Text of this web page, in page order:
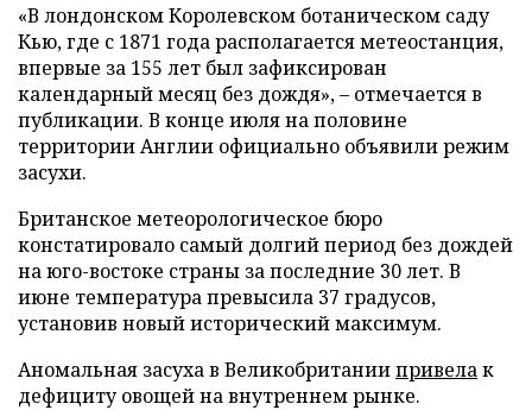
«В лондонском Королевском ботаническом саду
Кью, где с 1871 года располагается метеостанция,
впервые за 155 лет был зафиксирован
календарный месяц без дождя», – отмечается в
публикации. В конце июля на половине
территории Англии официально объявили режим
засухи.
Британское метеорологическое бюро
констатировало самый долгий период без дождей
на юго-востоке страны за последние 30 лет. В
июне температура превысила 37 градусов,
установив новый исторический максимум.
Аномальная засуха в Великобританиипривелак
дефициту овощей на внутреннем рынке.